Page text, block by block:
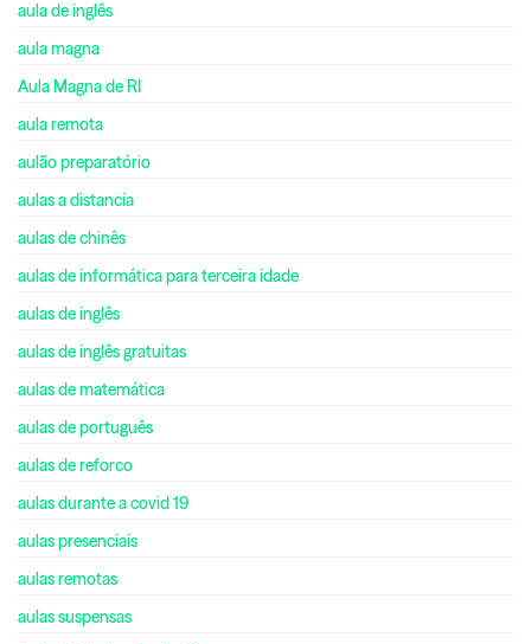
aula de inglês
aula magna
Aula Magna de RI
aula remota
aulão preparatório
aulas a distancia
aulas de chinês
aulas de informática para terceira idade
aulas de inglês
aulas de inglês gratuitas
aulas de matemática
aulas de português
aulas de reforco
aulas durante a covid 19
aulas presenciais
aulas remotas
aulas suspensas